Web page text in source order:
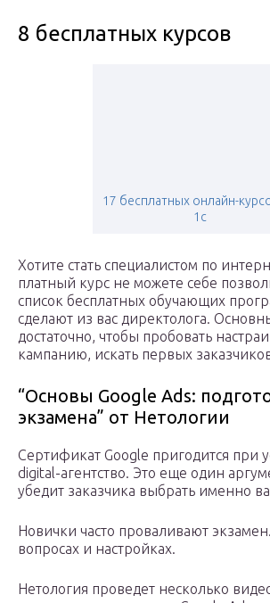
8 бесплатных курсов
17 бесплатных онлайн-
1с
Хотите стать специалистом по
платный курс не можете себе
список бесплатных обучающих
сделают из вас директолога.
достаточно, чтобы пробовать
кампанию, искать первых
“Основы Google Ads:
экзамена” от Нетологии
Сертификат Google пригодится при
digital-агентство. Это еще один
убедит заказчика выбрать именно
Новички часто проваливают
вопросах и настройках.
Нетология проведет несколько